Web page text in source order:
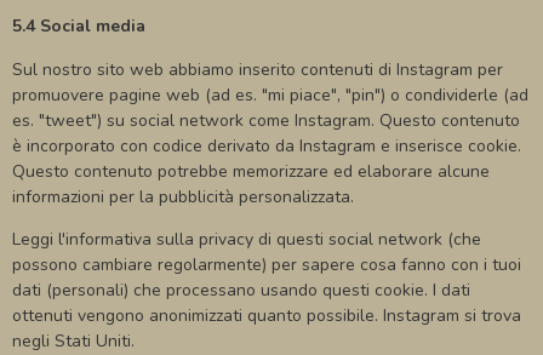
5.4 Social media
Sul nostro sito web abbiamo inserito contenuti di Instagram per
promuovere pagine web (ad es. "mi piace", "pin") o condividerle (ad
es. "tweet") su social network come Instagram. Questo contenuto
è incorporato con codice derivato da Instagram e inserisce cookie.
Questo contenuto potrebbe memorizzare ed elaborare alcune
informazioni per la pubblicità personalizzata.
Leggi l'informativa sulla privacy di questi social network (che
possono cambiare regolarmente) per sapere cosa fanno con i tuoi
dati (personali) che processano usando questi cookie. I dati
ottenuti vengono anonimizzati quanto possibile. Instagram si trova
negli Stati Uniti.